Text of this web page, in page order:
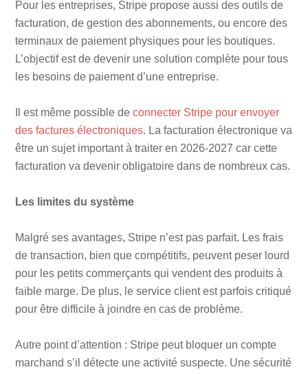
Pour les entreprises, Stripe propose aussi des outils de
facturation, de gestion des abonnements, ou encore des
terminaux de paiement physiques pour les boutiques.
L’objectif est de devenir une solution complète pour tous
les besoins de paiement d’une entreprise.
Il est même possible deconnecter Stripe pour envoyer
des factures électroniques. La facturation électronique va
être un sujet important à traiter en 2026-2027 car cette
facturation va devenir obligatoire dans de nombreux cas.
Les limites du système
Malgré ses avantages, Stripe n’est pas parfait. Les frais
de transaction, bien que compétitifs, peuvent peser lourd
pour les petits commerçants qui vendent des produits à
faible marge. De plus, le service client est parfois critiqué
pour être difficile à joindre en cas de problème.
Autre point d’attention : Stripe peut bloquer un compte
marchand s’il détecte une activité suspecte. Une sécurité